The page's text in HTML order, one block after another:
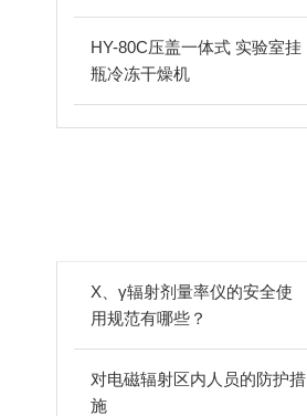
HY-80C压盖一体式 实验室挂
瓶冷冻干燥机
X、γ辐射剂量率仪的安全使
用规范有哪些？
对电磁辐射区内人员的防护措
施